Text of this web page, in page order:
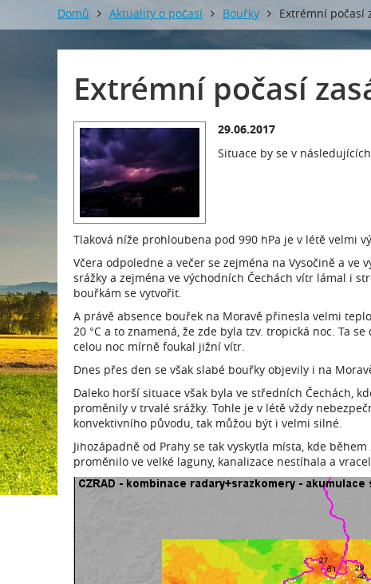
Domů Aktuality o počasí Bouřky Extrémní počasí
Extrémní počasí
29.06.2017
Situace by se v
Tlaková níže prohloubena pod 990 hPa je v létě velmi
Včera odpoledne a večer se zejména na Vysočině a
srážky a zejména ve východních Čechách vítr lámal i
bouřkám se vytvořit.
A právě absence bouřek na Moravě přinesla velmi
20 °C a to znamená, že zde byla tzv. tropická noc. Ta
celou noc mírně foukal jižní vítr.
Dnes přes den se však slabé bouřky objevily i na
Daleko horší situace však byla ve středních Čechách,
proměnily v trvalé srážky. Tohle je v létě vždy
konvektivního původu, tak můžou být i velmi silné.
Jihozápadně od Prahy se tak vyskytla místa, kde
proměnilo ve velké laguny, kanalizace nestíhala a